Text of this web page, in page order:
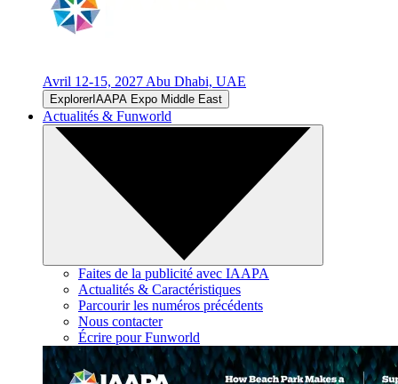
Avril 12-15, 2027 Abu Dhabi, UAE
ExplorerIAAPA Expo Middle East
Actualités & Funworld
Faites de la publicité avec IAAPA
Actualités & Caractéristiques
Parcourir les numéros précédents
Nous contacter
Écrire pour Funworld